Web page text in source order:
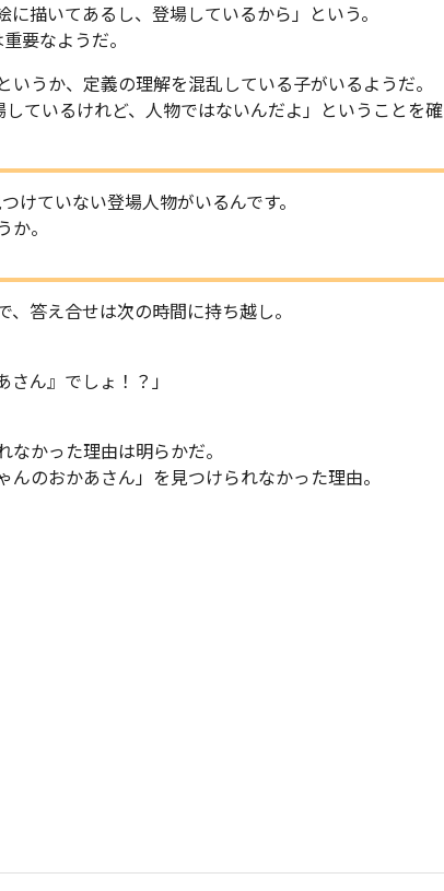
描いてあるし、登場しているから」という。
要なようだ。
うか、定義の理解を混乱している子がいるようだ。
ているけれど、人物ではないんだよ」ということを確
けていない登場人物がいるんです。
か。
答え合せは次の時間に持ち越し。
さん』でしょ！？」
なかった理由は明らかだ。
のおかあさん」を見つけられなかった理由。